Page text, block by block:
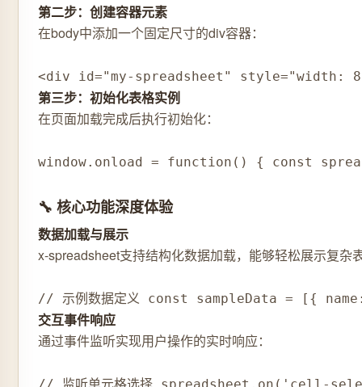
第二步：创建容器元素
在body中添加一个固定尺寸的div容器：
<div id="my-spreadsheet" style="width:
第三步：初始化表格实例
在页面加载完成后执行初始化：
window.onload = function() { const
🔧 核心功能深度体验
数据加载与展示
x-spreadsheet支持结构化数据加载，能够轻松展示复杂
// 示例数据定义 const sampleData =
交互事件响应
通过事件监听实现用户操作的实时响应：